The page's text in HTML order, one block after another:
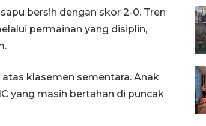
bersih dengan skor 2-0. Tren
permainan yang disiplin,
klasemen sementara. Anak
yang masih bertahan di puncak